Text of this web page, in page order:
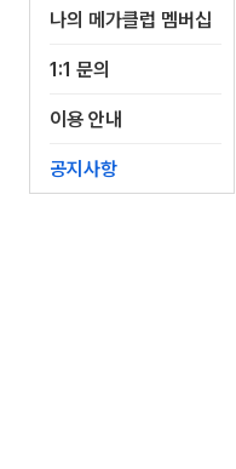
나의 메가클럽 멤버십
1:1 문의
이용 안내
공지사항